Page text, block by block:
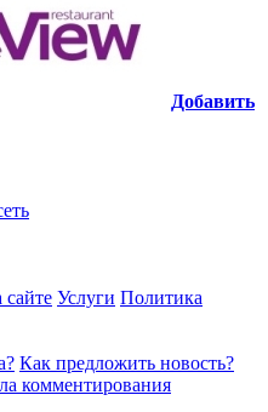
Добавить
сайте Услуги Политика
Как предложить новость?
комментирования